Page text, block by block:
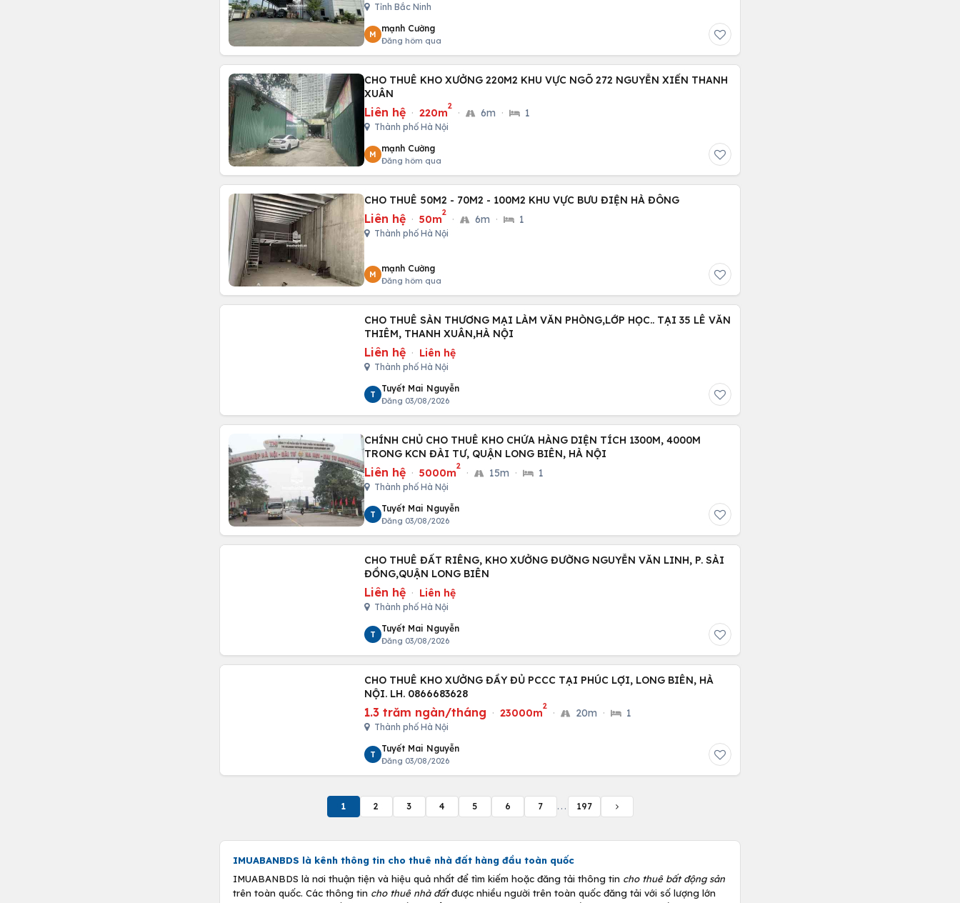
Tỉnh Bắc Ninh
M
mạnh Cường
Đăng hôm qua
CHO THUÊ KHO XƯỞNG 220M2 KHU VỰC NGÕ 272 NGUYỄN XIỂN THANH
XUÂN
Liên hệ · 220m
2
· 6m · 1
Thành phố Hà Nội
M
mạnh Cường
Đăng hôm qua
CHO THUÊ 50M2 - 70M2 - 100M2 KHU VỰC BƯU ĐIỆN HÀ ĐÔNG
Liên hệ · 50m
2
· 6m · 1
Thành phố Hà Nội
M
mạnh Cường
Đăng hôm qua
CHO THUÊ SÀN THƯƠNG MẠI LÀM VĂN PHÒNG,LỚP HỌC.. TẠI 35 LÊ VĂN
THIÊM, THANH XUÂN,HÀ NỘI
Liên hệ · Liên hệ
Thành phố Hà Nội
T
Tuyết Mai Nguyễn
Đăng 03/08/2026
CHÍNH CHỦ CHO THUÊ KHO CHỨA HÀNG DIỆN TÍCH 1300M, 4000M
TRONG KCN ĐÀI TƯ, QUẬN LONG BIÊN, HÀ NỘI
Liên hệ · 5000m
2
· 15m · 1
Thành phố Hà Nội
T
Tuyết Mai Nguyễn
Đăng 03/08/2026
CHO THUÊ ĐẤT RIÊNG, KHO XƯỞNG ĐƯỜNG NGUYỄN VĂN LINH, P. SÀI
ĐỒNG,QUẬN LONG BIÊN
Liên hệ · Liên hệ
Thành phố Hà Nội
T
Tuyết Mai Nguyễn
Đăng 03/08/2026
CHO THUÊ KHO XƯỞNG ĐẦY ĐỦ PCCC TẠI PHÚC LỢI, LONG BIÊN, HÀ
NỘI. LH. 0866683628
1.3 trăm ngàn/tháng · 23000m
2
· 20m · 1
Thành phố Hà Nội
T
Tuyết Mai Nguyễn
Đăng 03/08/2026
1 2 3 4 5 6 7 ... 197
IMUABANBDS là kênh thông tin cho thuê nhà đất hàng đầu toàn quốc
IMUABANBDS là nơi thuận tiện và hiệu quả nhất để tìm kiếm hoặc đăng tải thông tin cho thuê bất động sản
trên toàn quốc. Các thông tin cho thuê nhà đấtđược nhiều người trên toàn quốc đăng tải với số lượng lớn